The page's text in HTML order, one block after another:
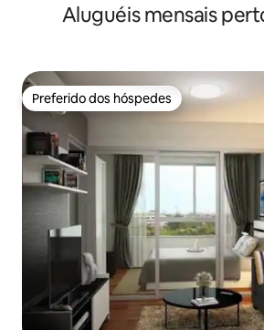
Aluguéis mensais
Preferido dos hóspedes
Preferido dos hóspedes